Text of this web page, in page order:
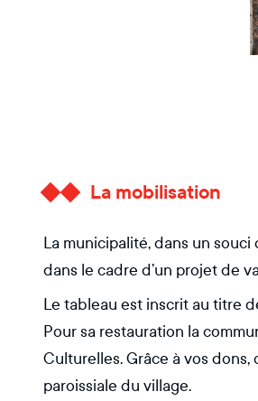
La mobilisation
La municipalité, dans un
dans le cadre d’un projet de
Le tableau est inscrit au titre
Pour sa restauration la
Culturelles. Grâce à vos
paroissiale du village.